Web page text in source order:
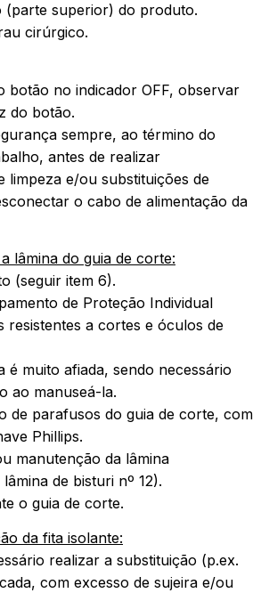
(parte superior) do produto.
cirúrgico.
botão no indicador OFF, observar
do botão.
sempre, ao término do
antes de realizar
limpeza e/ou substituições de
o cabo de alimentação da
lâmina do guia de corte:
(seguir item 6).
de Proteção Individual
resistentes a cortes e óculos de
é muito afiada, sendo necessário
ao manuseá-la.
de parafusos do guia de corte, com
Phillips.
manutenção da lâmina
de bisturi nº 12).
o guia de corte.
da fita isolante:
realizar a substituição (p.ex.
com excesso de sujeira e/ou